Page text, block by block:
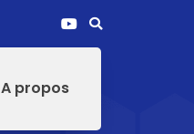
A propos